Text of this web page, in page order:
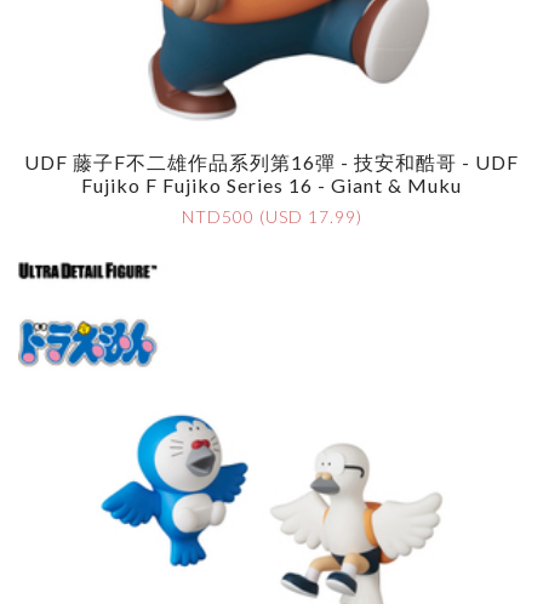
UDF 藤子F不二雄作品系列第16彈 - 技安和酷哥 - UDF
Fujiko F Fujiko Series 16 - Giant & Muku
NTD500 (USD 17.99)